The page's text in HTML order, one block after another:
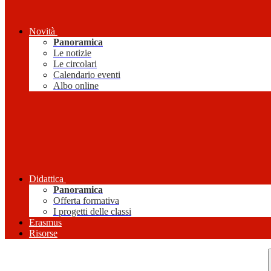
Novità
Panoramica
Le notizie
Le circolari
Calendario eventi
Albo online
Didattica
Panoramica
Offerta formativa
I progetti delle classi
Erasmus
Risorse